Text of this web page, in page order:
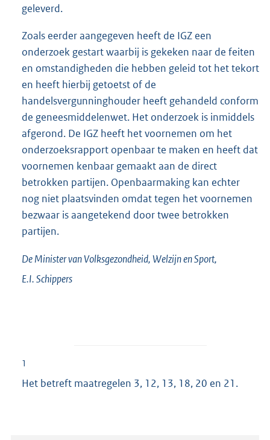
geleverd.
Zoals eerder aangegeven heeft de IGZ een
onderzoek gestart waarbij is gekeken naar de feiten
en omstandigheden die hebben geleid tot het tekort
en heeft hierbij getoetst of de
handelsvergunninghouder heeft gehandeld conform
de geneesmiddelenwet. Het onderzoek is inmiddels
afgerond. De IGZ heeft het voornemen om het
onderzoeksrapport openbaar te maken en heeft dat
voornemen kenbaar gemaakt aan de direct
betrokken partijen. Openbaarmaking kan echter
nog niet plaatsvinden omdat tegen het voornemen
bezwaar is aangetekend door twee betrokken
partijen.
De Minister van Volksgezondheid, Welzijn en Sport,
E.I.Schippers
1
Het betreft maatregelen 3, 12, 13, 18, 20 en 21.